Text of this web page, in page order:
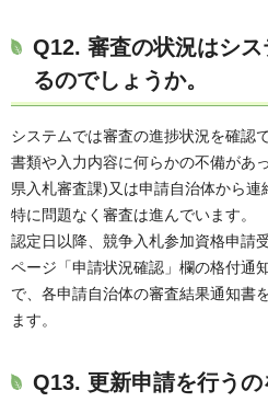
Q12. 審査の状況はシ
るのでしょうか。
システムでは審査の進捗状況を確認
書類や入力内容に何らかの不備があ
県入札審査課)又は申請自治体から
特に問題なく審査は進んでいます。
認定日以降、競争入札参加資格申請
ページ「申請状況確認」欄の格付通
で、各申請自治体の審査結果通知書
ます。
Q13. 更新申請を行う